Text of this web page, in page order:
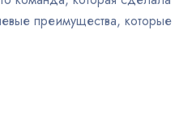
преимущества, которые